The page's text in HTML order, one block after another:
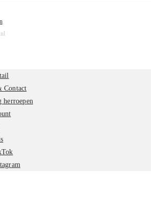
Contact
herroepen